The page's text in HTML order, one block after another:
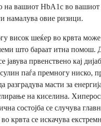
на вашиот HbA1c во вашиот
намалува овие ризици.
висок шеќер во крвта
што бараат итна помош.
јавува првенствено кај
паѓа премногу ниско,
разградува масти за
на киселина.
состојба се случува
крвта се искачува